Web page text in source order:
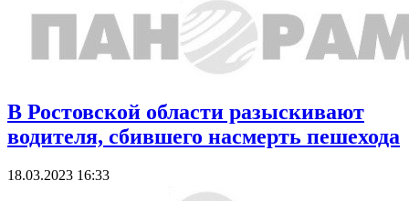
В Ростовской области разыскивают
водителя, сбившего насмерть пешехода
18.03.2023 16:33